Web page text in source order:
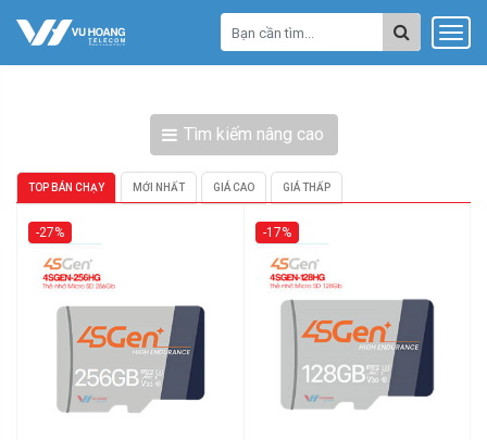
Tìm kiếm nâng cao
TOP BÁN CHẠY MỚI NHẤT GIÁ CAO GIÁ THẤP
-27% -17%